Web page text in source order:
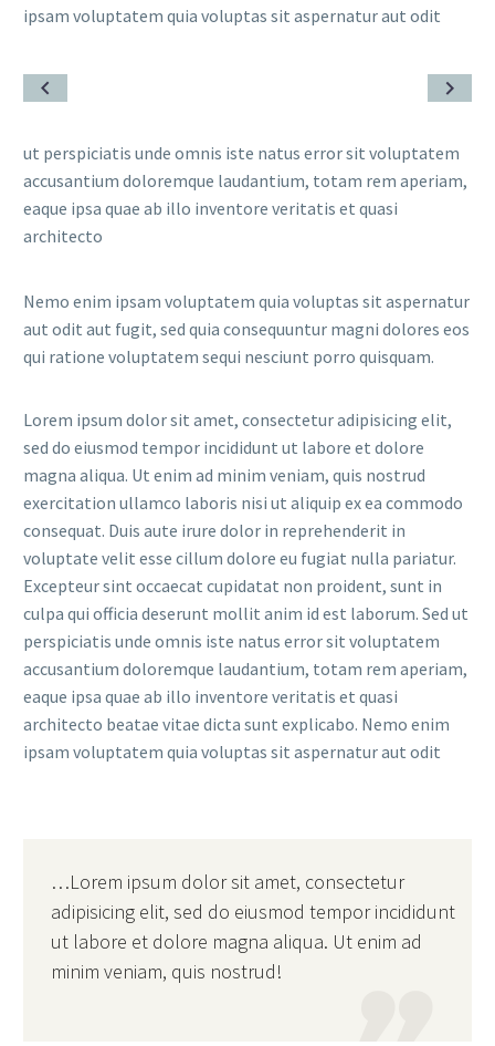
ipsam voluptatem quia voluptas sit aspernatur aut odit
ut perspiciatis unde omnis iste natus error sit voluptatem
accusantium doloremque laudantium, totam rem aperiam,
eaque ipsa quae ab illo inventore veritatis et quasi
architecto
Nemo enim ipsam voluptatem quia voluptas sit aspernatur
aut odit aut fugit, sed quia consequuntur magni dolores eos
qui ratione voluptatem sequi nesciunt porro quisquam.
Lorem ipsum dolor sit amet, consectetur adipisicing elit,
sed do eiusmod tempor incididunt ut labore et dolore
magna aliqua. Ut enim ad minim veniam, quis nostrud
exercitation ullamco laboris nisi ut aliquip ex ea commodo
consequat. Duis aute irure dolor in reprehenderit in
voluptate velit esse cillum dolore eu fugiat nulla pariatur.
Excepteur sint occaecat cupidatat non proident, sunt in
culpa qui officia deserunt mollit anim id est laborum. Sed ut
perspiciatis unde omnis iste natus error sit voluptatem
accusantium doloremque laudantium, totam rem aperiam,
eaque ipsa quae ab illo inventore veritatis et quasi
architecto beatae vitae dicta sunt explicabo. Nemo enim
ipsam voluptatem quia voluptas sit aspernatur aut odit
…Lorem ipsum dolor sit amet, consectetur
adipisicing elit, sed do eiusmod tempor incididunt
ut labore et dolore magna aliqua. Ut enim ad
minim veniam, quis nostrud!